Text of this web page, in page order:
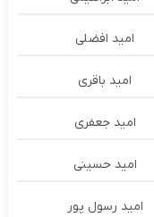
امید افضلی
امید باقری
امید جعفری
امید حسینی
امید رسول پور